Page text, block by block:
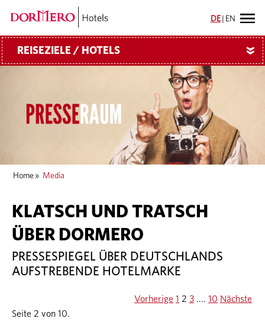
DE EN
REISEZIELE / HOTELS »
Home » Media
KLATSCH UND TRATSCH
ÜBER DORMERO
PRESSESPIEGEL ÜBER DEUTSCHLANDS
AUFSTREBENDE HOTELMARKE
Seite 2 von 10.
Vorherige 1 2 3 .... 10 Nächste